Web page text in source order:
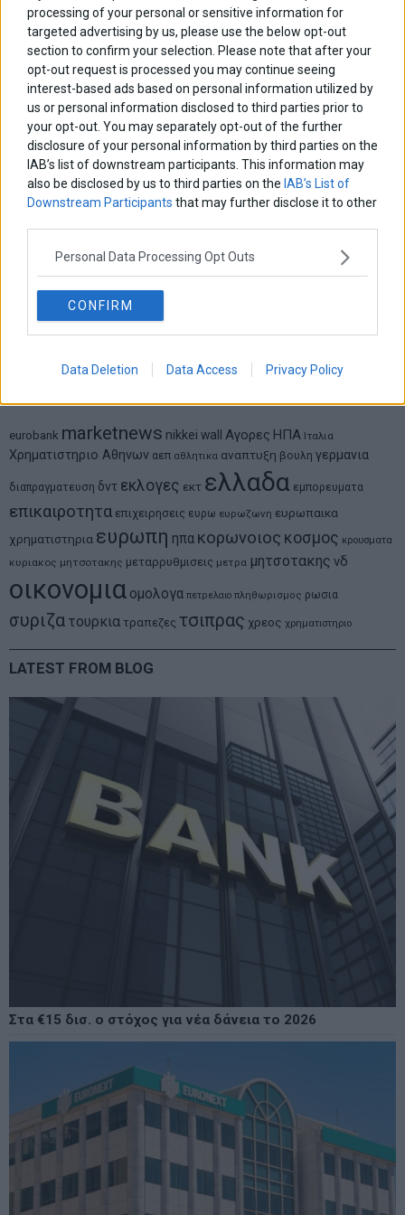
processing of your personal or sensitive information for
targeted advertising by us, please use the below opt-out
section to confirm your selection. Please note that after your
opt-out request is processed you may continue seeing
interest-based ads based on personal information utilized by
us or personal information disclosed to third parties prior to
your opt-out. You may separately opt-out of the further
disclosure of your personal information by third parties on the
IAB’s list of downstream participants. This information may
also be disclosed by us to third parties on the IAB’s List of
Downstream Participants that may further disclose it to other
Personal Data Processing Opt Outs
CONFIRM
Data Deletion Data Access Privacy Policy
Σταματίνα Σταματάκου
Η βία κατά των ζώων δεν αντέχει βολικές ερμηνείες
Δημήτρης Καμπουράκης
Από την αποθέωση στην καταγγελία: Η Ελλάδα πάντα
ψάχνει τον επόμενο Μεσσία
Νικόλαος Φουρτζής
MIT Sloan: Οι AI-driven επιχειρήσεις διαμορφώνουν το νέο
Θανάσης Κρητικός
Στις 11/12 το πρώτο ευρωπαϊκό ντέρμπι «αιωνίων»
ΕΤΙΚΕΤΕΣ
eurobank marketnews nikkei wall Αγορες ΗΠΑ Ιταλια
Χρηματιστηριο Αθηνων αεπ αθλητικα αναπτυξη βουλη γερμανια
διαπραγματευση δντ εκλογες εκτ ελλαδα εμπορευματα
επικαιροτητα επιχειρησεις ευρω ευρωζωνη ευρωπαικα
χρηματιστηρια ευρωπη ηπα κορωνοιος κοσμος κρουσματα
κυριακος μητσοτακης μεταρρυθμισεις μετρα μητσοτακης νδ
οικονομια ομολογα πετρελαιο πληθωρισμος ρωσια
συριζα τουρκια τραπεζες τσιπρας χρεος χρηματιστηριο
LATEST FROM BLOG
Στα €15 δισ. ο στόχος για νέα δάνεια το 2026